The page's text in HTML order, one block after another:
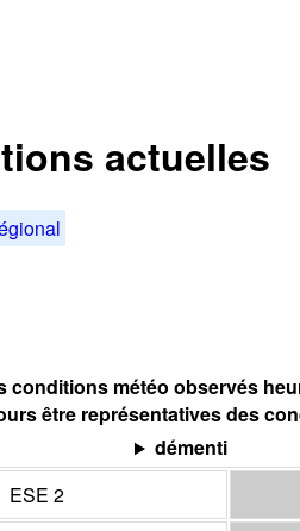
actuelles
conditions météo observés
être représentatives des
démenti
ESE 2